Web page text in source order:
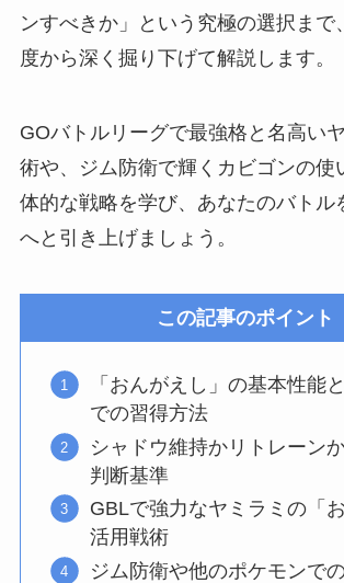
ンすべきか」という究極の選択まで
度から深く掘り下げて解説します。
GOバトルリーグで最強格と名高い
術や、ジム防衛で輝くカビゴンの使
体的な戦略を学び、あなたのバトル
へと引き上げましょう。
この記事のポイント
「おんがえし」の基本性能
での習得方法
シャドウ維持かリトレーン
判断基準
GBLで強力なヤミラミの「
活用戦術
ジム防衛や他のポケモンで